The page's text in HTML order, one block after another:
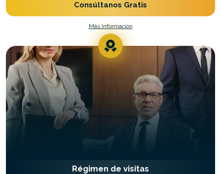
Consúltanos Gratis
Más Información
Régimen de visitas